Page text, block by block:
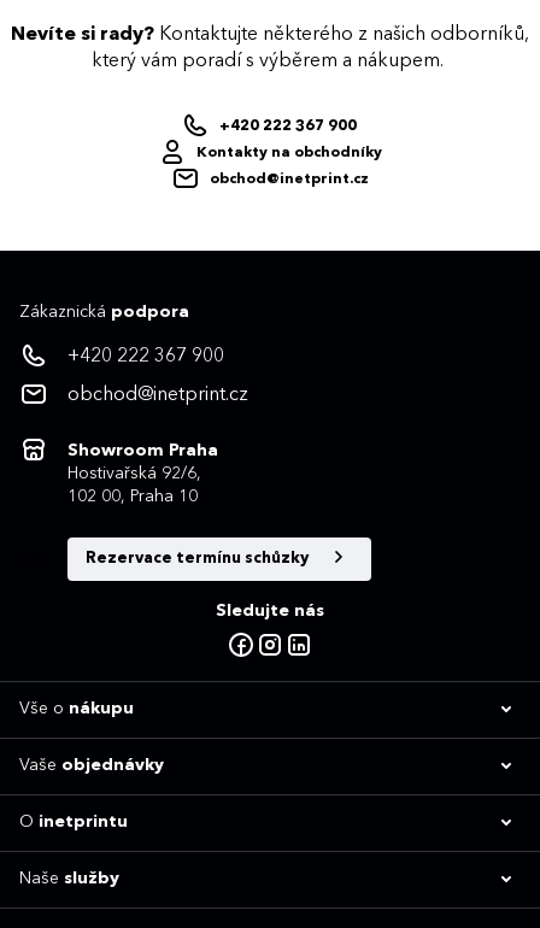
Nevíte si rady? Kontaktujte některého z našich odborníků,
který vám poradí s výběrem a nákupem.
+420 222 367 900
Kontakty na obchodníky
obchod@inetprint.cz
Zákaznická podpora
+420 222 367 900
obchod@inetprint.cz
Showroom Praha
Hostivařská 92/6,
102 00, Praha 10
Rezervace termínu schůzky
Sledujte nás
Vše o nákupu
Vaše objednávky
O inetprintu
Naše služby